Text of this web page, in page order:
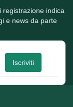
registrazione indica
e news da parte